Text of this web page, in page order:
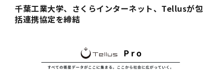
千葉工業大学、さくらインターネット、Tellusが包
括連携協定を締結